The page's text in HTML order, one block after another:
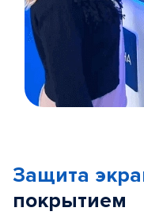
5
Защита
покрытием